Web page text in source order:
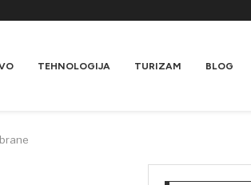
TEHNOLOGIJA TURIZAM BLOG